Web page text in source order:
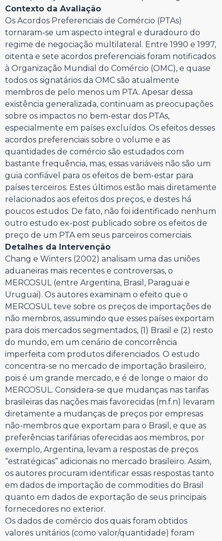
Contexto da Avaliação
Os Acordos Preferenciais de Comércio (PTAs)
tornaram-se um aspecto integral e duradouro do
regime de negociação multilateral. Entre 1990 e 1997,
oitenta e sete acordos preferenciais foram notificados
à Organização Mundial do Comércio (OMC), e quase
todos os signatários da OMC são atualmente
membros de pelo menos um PTA. Apesar dessa
existência generalizada, continuam as preocupações
sobre os impactos no bem-estar dos PTAs,
especialmente em países excluídos. Os efeitos desses
acordos preferenciais sobre o volume e as
quantidades de comércio são estudados com
bastante frequência, mas, essas variáveis não são um
guia confiável para os efeitos de bem-estar para
países terceiros. Estes últimos estão mais diretamente
relacionados aos efeitos dos preços, e destes há
poucos estudos. De fato, não foi identificado nenhum
outro estudo ex-post publicado sobre os efeitos de
preço de um PTA em seus parceiros comerciais.
Detalhes da Intervenção
Chang e Winters (2002) analisam uma das uniões
aduaneiras mais recentes e controversas, o
MERCOSUL (entre Argentina, Brasil, Paraguai e
Uruguai). Os autores examinam o efeito que o
MERCOSUL teve sobre os preços de importações de
não membros, assumindo que esses países exportam
para dois mercados segmentados, (1) Brasil e (2) resto
do mundo, em um cenário de concorrência
imperfeita com produtos diferenciados. O estudo
concentra-se no mercado de importação brasileiro,
pois é um grande mercado, e é de longe o maior do
MERCOSUL. Considera-se que mudanças nas tarifas
brasileiras das nações mais favorecidas (m.f.n) levaram
diretamente a mudanças de preços por empresas
não-membros que exportam para o Brasil, e que as
preferências tarifárias oferecidas aos membros, por
exemplo, Argentina, levam a respostas de preços
“estratégicas” adicionais no mercado brasileiro. Assim,
os autores procuram identificar essas respostas tanto
em dados de importação de commodities do Brasil
quanto em dados de exportação de seus principais
fornecedores no exterior.
Os dados de comércio dos quais foram obtidos
valores unitários (como valor/quantidade) foram